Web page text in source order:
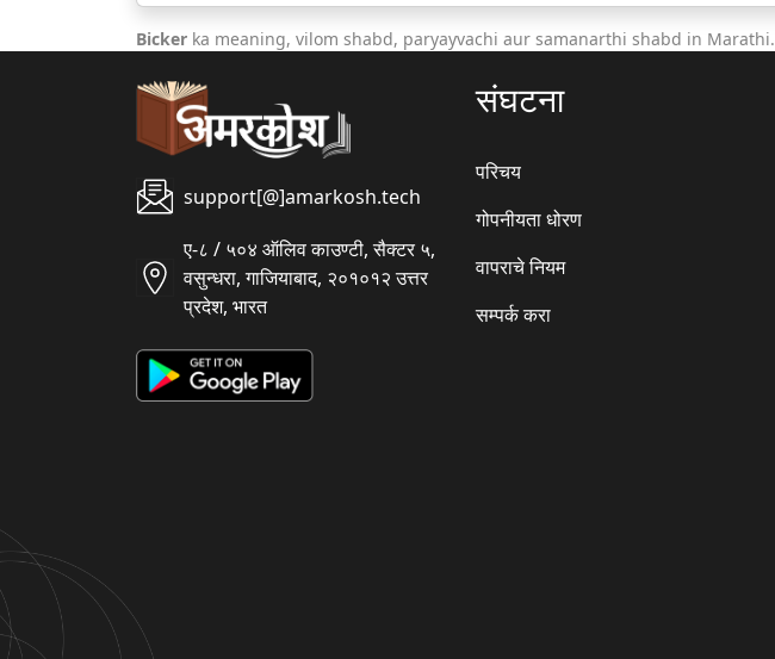
Bicker ka meaning, vilom shabd, paryayvachi aur samanarthi shabd in Marathi.
support[@]amarkosh.tech
ए-८ / ५०४ ऑलिव काउण्टी, सैक्टर ५,
वसुन्धरा, गाजियाबाद, २०१०१२ उत्तर
प्रदेश, भारत
संघटना
परिचय
गोपनीयता धोरण
वापराचे नियम
सम्पर्क करा